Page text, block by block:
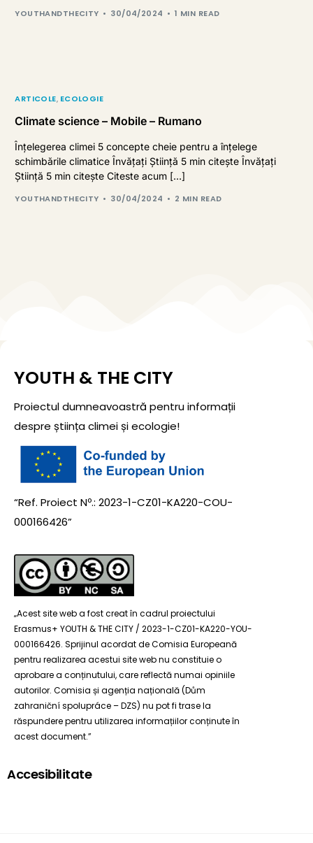
YOUTHANDTHECITY 30/04/2024 1 MIN READ
ARTICOLE, ECOLOGIE
Climate science – Mobile – Rumano
Înțelegerea climei 5 concepte cheie pentru a înțelege
schimbările climatice Învățați Știință 5 min citește Învățați
Știință 5 min citește Citeste acum […]
YOUTHANDTHECITY 30/04/2024 2 MIN READ
YOUTH & THE CITY
Proiectul dumneavoastră pentru informații
despre știința climei și ecologie!
“Ref. Proiect Nº.: 2023-1-CZ01-KA220-COU-
000166426”
„Acest site web a fost creat în cadrul proiectului
Erasmus+ YOUTH & THE CITY / 2023-1-CZ01-KA220-YOU-
000166426. Sprijinul acordat de Comisia Europeană
pentru realizarea acestui site web nu constituie o
aprobare a conținutului, care reflectă numai opiniile
autorilor. Comisia și agenția națională (Dům
zahraniční spolupráce – DZS) nu pot fi trase la
răspundere pentru utilizarea informațiilor conținute în
acest document.”
Accesibilitate